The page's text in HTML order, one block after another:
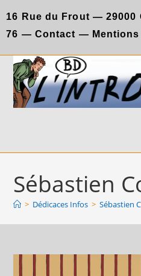
to
content
16 Rue du Frout —29000
76 — Contact —
Sébastien
> Dédicaces Infos > Sébastien